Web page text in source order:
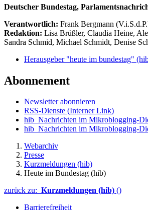
Deutscher Bundestag,
Verantwortlich: Frank Bergmann
Redaktion: Lisa Brüßler, Claudia Heine,
Sandra Schmid, Michael Schmidt, Denise
Herausgeber "heute im bundestag"
Abonnement
Newsletter abonnieren
RSS-Dienste (Interner Link)
hib_Nachrichten im Mikroblogging-
hib_Nachrichten im Mikroblogging-
Webarchiv
Presse
Kurzmeldungen (hib)
Heute im Bundestag (hib)
zurück zu: Kurzmeldungen (hib) ()
Barrierefreiheit